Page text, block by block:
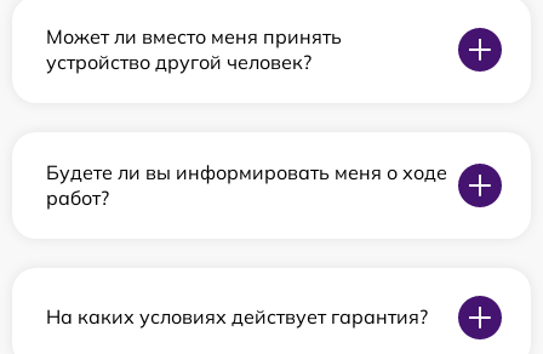
Может ли вместо меня принять
устройство другой человек?
Будете ли вы информировать меня о ходе
работ?
На каких условиях действует гарантия?